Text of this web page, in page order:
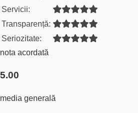
Servicii:
Transparență:
Seriozitate:
nota acordată
5.00
media generală